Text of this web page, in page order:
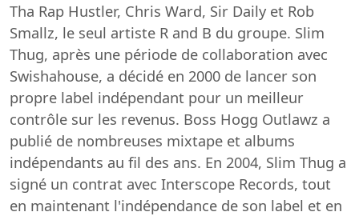
Tha Rap Hustler, Chris Ward, Sir Daily et Rob
Smallz, le seul artiste R and B du groupe. Slim
Thug, après une période de collaboration avec
Swishahouse, a décidé en 2000 de lancer son
propre label indépendant pour un meilleur
contrôle sur les revenus. Boss Hogg Outlawz a
publié de nombreuses mixtape et albums
indépendants au fil des ans. En 2004, Slim Thug a
signé un contrat avec Interscope Records, tout
en maintenant l'indépendance de son label et en